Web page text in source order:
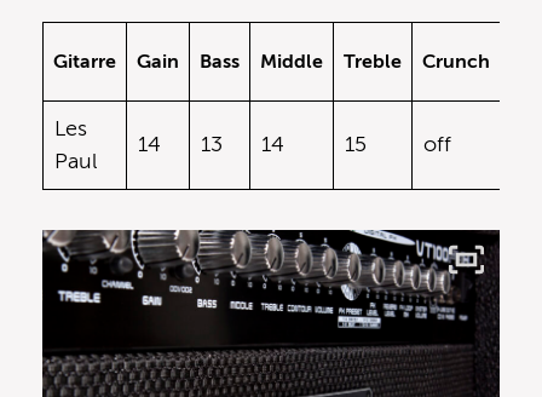
Gitarre Gain Bass Middle Treble Crunch
Les
Paul
14 13 14 15 off